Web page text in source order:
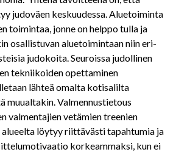
judoväen keskuudessa. Aluetoiminta
toimintaa, jonne on helppo tulla ja
osallistuvan aluetoimintaan niin eri-
judokoita. Seuroissa judollinen
tekniikoiden opettaminen
lähteä omalta kotisalilta
muualtakin. Valmennustietous
valmentajien vetämien treenien
löytyy riittävästi tapahtumia ja
korkeammaksi, kun ei